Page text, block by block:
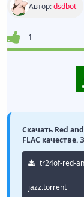
Автор:dsdbot
1
Скачать Red
FLAC качестве.
tr24of-red-
jazz.torrent